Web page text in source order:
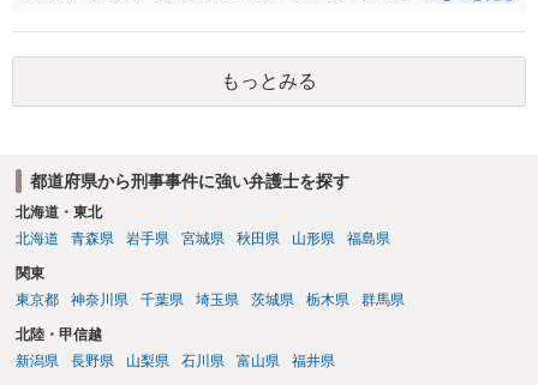
やカウンセリング・治療の内容 ・利用している再犯防止策（例えば保
護観察所と連携した職業支援の内容や具体的な就労・監督状況） ・監
督者の証言 など、証拠で担保された客観性と実現可能性があるもので
なければあまり意味がありません。 もともと執行猶予が狙える事案で
いうのが実感です。
もっとみる
都道府県から刑事事件に強い弁護士を探す
北海道・東北
北海道
青森県 岩手県 宮城県 秋田県 山形県 福島県
関東
東京都
神奈川県 千葉県 埼玉県 茨城県 栃木県 群馬県
北陸・甲信越
新潟県
長野県 山梨県 石川県 富山県 福井県